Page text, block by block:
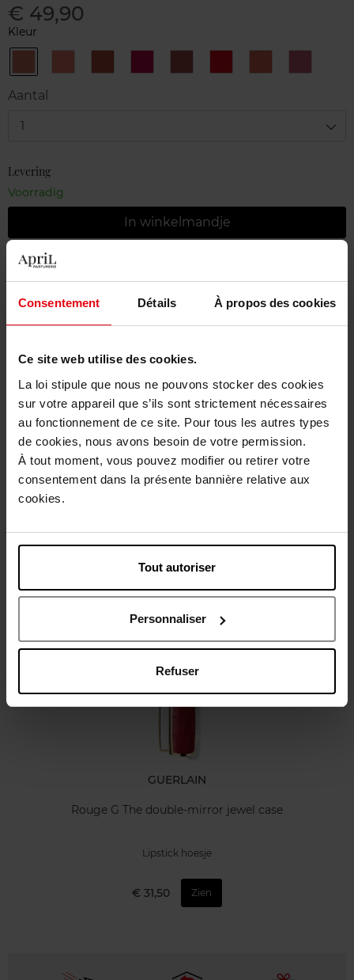
Consentement Détails À propos des cookies
Ce site web utilise des cookies.
La loi stipule que nous ne pouvons stocker des cookies
sur votre appareil que s’ils sont strictement nécessaires
au fonctionnement de ce site. Pour tous les autres types
de cookies, nous avons besoin de votre permission.
À tout moment, vous pouvez modifier ou retirer votre
consentement dans la présente bannière relative aux
cookies.
Tout autoriser
Personnaliser
Refuser
€ 49,90
Kleur
BLOOMING
LILY
DAISY PETAL VIBRANTPEONYPETAL ORANGETENDER
Aantal
1
Levering
Voorradig
In winkelmandje
Gratis levering bij aankoop van min. 55€
Gratis retour in je winkelpunt
Gratis verpakking
Beschrijving
Gebruiksadvies
Nog iets vergeten ?
GUERLAIN
Rouge G The double-mirror jewel case
Lipstick hoesje
€ 31,50 Zien